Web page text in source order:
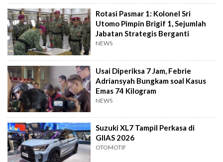
Rotasi Pasmar 1: Kolonel Sri
Utomo Pimpin Brigif 1, Sejumlah
Jabatan Strategis Berganti
NEWS
Usai Diperiksa 7 Jam, Febrie
Adriansyah Bungkam soal Kasus
Emas 74 Kilogram
NEWS
Suzuki XL7 Tampil Perkasa di
GIIAS 2026
OTOMOTIF